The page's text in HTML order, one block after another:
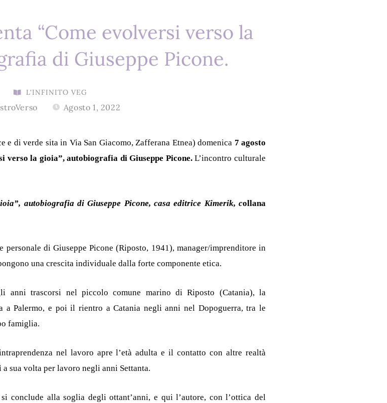
“Come evolversi verso la
di Giuseppe Picone.
L'INFINITO VEG
Agosto 1, 2022
e di verde sita in Via San Giacomo, Zafferana Etnea) domenica 7 agosto
verso la gioia”, autobiografia di Giuseppe Picone.L’incontro culturale
autobiografia di Giuseppe Picone, casa editrice Kimerik, collana
di Giuseppe Picone (Riposto, 1941), manager/imprenditore in
una crescita individuale dalla forte componente etica.
anni trascorsi nel piccolo comune marino di Riposto (Catania), la
a Palermo, e poi il rientro a Catania negli anni nel Dopoguerra, tra le
famiglia.
nel lavoro apre l’età adulta e il contatto con altre realtà
sua volta per lavoro negli anni Settanta.
conclude alla soglia degli ottant’anni, e qui l’autore, con l’ottica del